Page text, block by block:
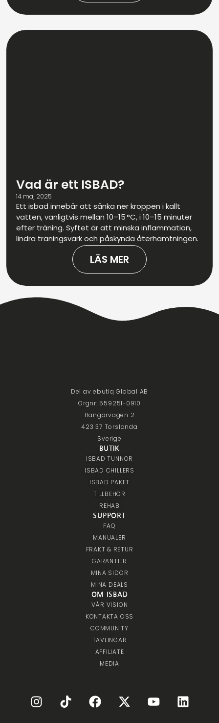
Vad är ett ISBAD?
14 maj 2025
Ett isbad innebär att sänka ner kroppen i kallt
vatten, vanligtvis mellan 10–15 °C, i 10–15 minuter
efter träning. Syftet är att minska inflammation,
lindra träningsvärk och påskynda återhämtningen.
LÄS MER
Del av ebutiq Global AB
Orgnr: 559251-0910
Hangarvägen 2
423 37 Torslanda
Sverige
BUTIK
ISBAD TUNNOR
ISBAD CHILLERS
ISBAD PAKET
TILLBEHÖR
REHAB
SUPPORT
FAQ
MANUALER
FRAKT & RETUR
GARANTIER
MINA SIDOR
MINA DEALS
OM ISBAD
VÅR VISION
KONTAKTA OSS
COMMUNITY
TÄVLINGAR
AFFILIATE
MEDIA